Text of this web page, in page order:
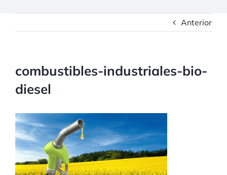
Anterior
combustibles-industriales-bio-
diesel